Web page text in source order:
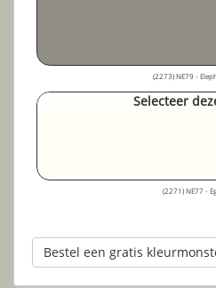
(2273) NE79 -
Selecteer
(2271) NE77 -
Bestel een gratis